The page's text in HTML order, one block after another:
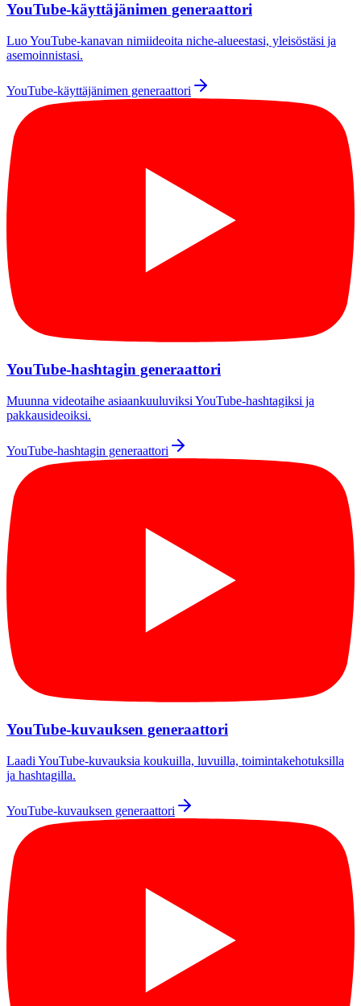
YouTube-käyttäjänimen generaattori
Luo YouTube-kanavan nimiideoita niche-alueestasi, yleisöstäsi ja
asemoinnistasi.
YouTube-käyttäjänimen generaattori
YouTube-hashtagin generaattori
Muunna videotaihe asiaankuuluviksi YouTube-hashtagiksi ja
pakkausideoiksi.
YouTube-hashtagin generaattori
YouTube-kuvauksen generaattori
Laadi YouTube-kuvauksia koukuilla, luvuilla, toimintakehotuksilla
ja hashtagilla.
YouTube-kuvauksen generaattori